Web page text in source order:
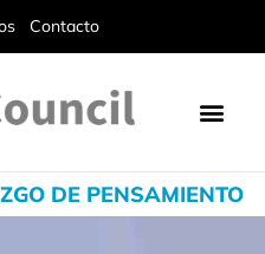
Contacto
DE PENSAMIENTO